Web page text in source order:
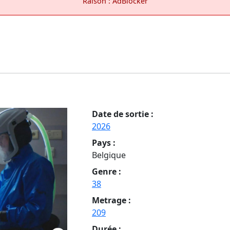
Date de sortie :
2026
Pays :
Belgique
Genre :
38
Metrage :
209